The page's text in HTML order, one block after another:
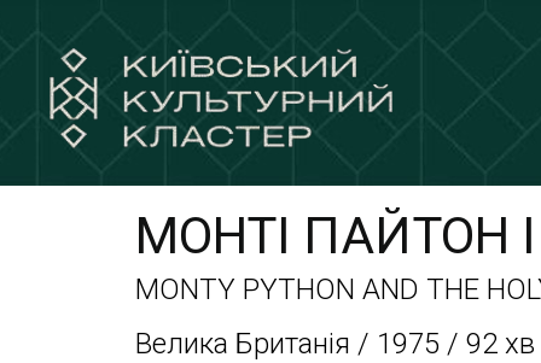
МОНТІ ПАЙТОН
MONTY PYTHON AND THE
Велика Британія / 1975 / 92 хв